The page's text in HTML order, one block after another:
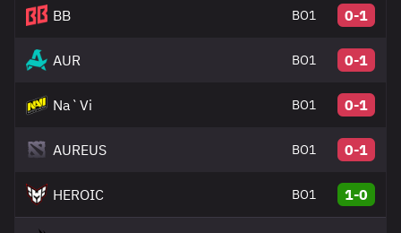
BB BO1 0-1
AUR BO1 0-1
Na`Vi BO1 0-1
AUREUS BO1 0-1
HEROIC BO1 1-0